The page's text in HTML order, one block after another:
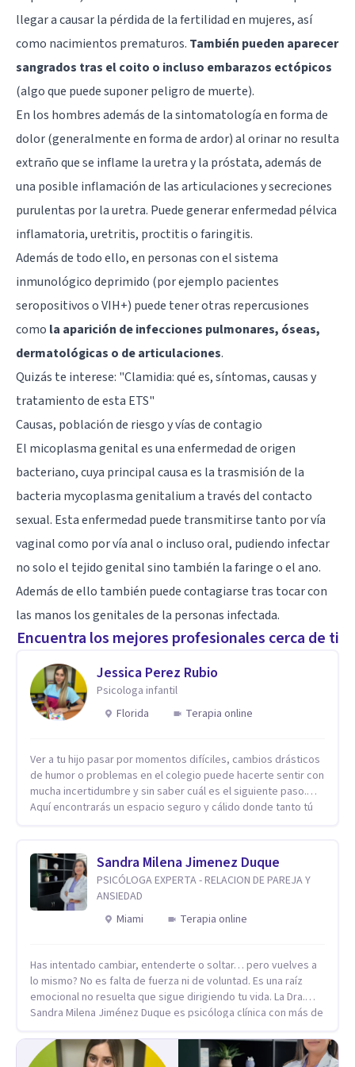
llegar a causar la pérdida de la fertilidad en mujeres, así
como nacimientos prematuros. También pueden aparecer
sangrados tras el coito o incluso embarazos ectópicos
(algo que puede suponer peligro de muerte).
En los hombres además de la sintomatología en forma de
dolor (generalmente en forma de ardor) al orinar no resulta
extraño que se inflame la uretra y la próstata, además de
una posible inflamación de las articulaciones y secreciones
purulentas por la uretra. Puede generar enfermedad pélvica
inflamatoria, uretritis, proctitis o faringitis.
Además de todo ello, en personas con el sistema
inmunológico deprimido (por ejemplo pacientes
seropositivos o VIH+) puede tener otras repercusiones
como la aparición de infecciones pulmonares, óseas,
dermatológicas o de articulaciones.
Quizás te interese: "Clamidia: qué es, síntomas, causas y
tratamiento de esta ETS"
Causas, población de riesgo y vías de contagio
El micoplasma genital es una enfermedad de origen
bacteriano, cuya principal causa es la trasmisión de la
bacteria mycoplasma genitalium a través del contacto
sexual. Esta enfermedad puede transmitirse tanto por vía
vaginal como por vía anal o incluso oral, pudiendo infectar
no solo el tejido genital sino también la faringe o el ano.
Además de ello también puede contagiarse tras tocar con
las manos los genitales de la personas infectada.
Encuentra los mejores profesionales cerca de ti
Jessica Perez Rubio
Psicologa infantil
Florida
Terapia online
Ver a tu hijo pasar por momentos difíciles, cambios drásticos
de humor o problemas en el colegio puede hacerte sentir con
mucha incertidumbre y sin saber cuál es el siguiente paso.
Aquí encontrarás un espacio seguro y cálido donde tanto tú
casa. Me especializo en guiar a familias a través de
herramientas prácticas y dinámicas adaptadas a la edad de
cada menor, dejando de lado las etiquetas y los tecnicismos.
Mi forma de trabajar se centra en entender las emociones
que hay detrás del comportamiento, ayudándoles a
niños y adolescentes que están lidiando con la ansiedad, la
timidez, la rebeldía o dificultades escolares, así como a
padres que buscan orientación y pautas claras para educar
sin perder la paciencia ni el control. Si estás listo para dar el
agenda tu sesión y empecemos a trabajar juntos.
Sandra Milena Jimenez Duque
PSICÓLOGA EXPERTA - RELACION DE PAREJA Y
ANSIEDAD
Miami
Terapia online
Has intentado cambiar, entenderte o soltar… pero vuelves a
lo mismo? No es falta de fuerza ni de voluntad. Es una raíz
emocional no resuelta que sigue dirigiendo tu vida. La Dra.
Sandra Milena Jiménez Duque es psicóloga clínica con más de
profesionales más destacadas en el abordaje profundo de la
ansiedad, la baja autoestima, la dependencia emocional y los